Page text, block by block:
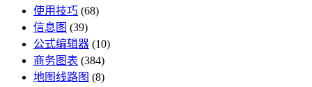
使用技巧 (68)
信息图 (39)
公式编辑器 (10)
商务图表 (384)
地图线路图 (8)